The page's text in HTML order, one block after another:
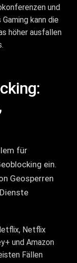
und
kann die
höher ausfallen
für
ein.
Geosperren
Netflix
und Amazon
Fällen